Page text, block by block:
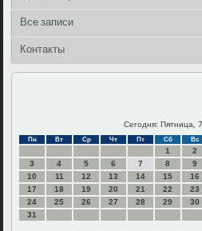
Все записи
Контакты
Сегодня: Пятница,
Пн Вт Ср Чт Пт Сб Вс
1
2
3
4 5 6 7 8
9
10
11 12 13 14 15
16
17
18 19 20 21 22
23
24
25 26 27 28 29
30
31